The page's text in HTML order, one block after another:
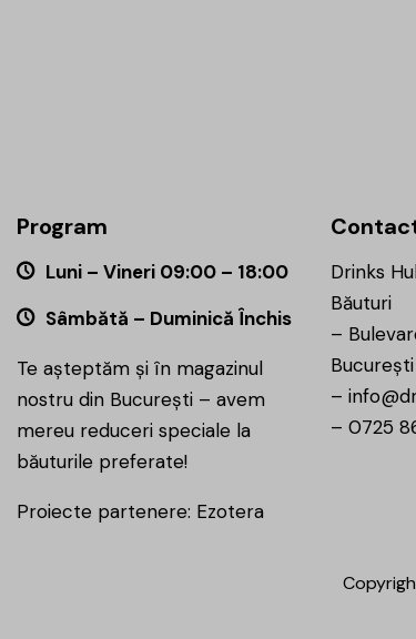
Program
Luni – Vineri 09:00 – 18:00
Sâmbătă – Duminică Închis
Te așteptăm și în magazinul
nostru din București – avem
mereu reduceri speciale la
băuturile preferate!
Proiecte partenere: Ezotera
Drinks
Băuturi
–
București
–
– 0725